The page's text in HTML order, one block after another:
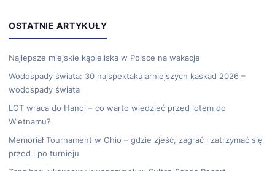
OSTATNIE ARTYKUŁY
Najlepsze miejskie kąpieliska w Polsce na wakacje
Wodospady świata: 30 najspektakularniejszych kaskad 2026 –
wodospady świata
LOT wraca do Hanoi – co warto wiedzieć przed lotem do
Wietnamu?
Memoriał Tournament w Ohio – gdzie zjeść, zagrać i zatrzymać się
przed i po turnieju